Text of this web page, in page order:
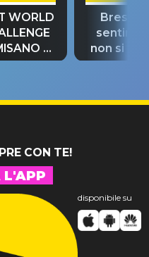
WORLD
si
Bresh:
non si
fino alla
CON TE!
L'APP
disponibile su